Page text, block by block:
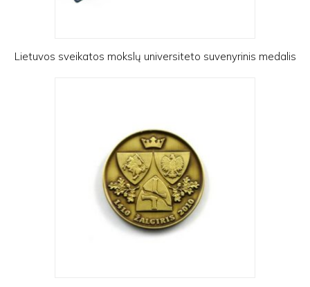
Lietuvos sveikatos mokslų universiteto suvenyrinis medalis